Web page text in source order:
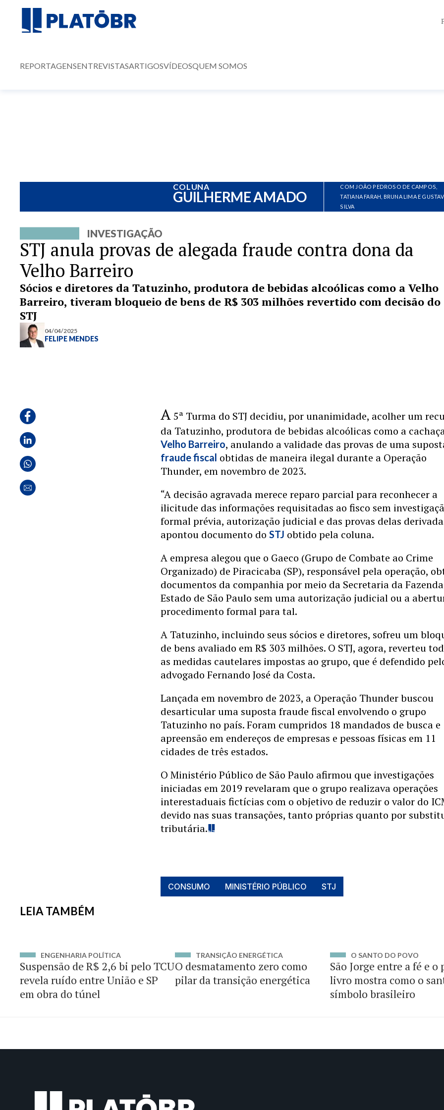
REPORTAGENSENTREVISTASARTIGOSVÍDEOSQUEM SOMOS
COLUNA
GUILHERME AMADO
COM JOÃO PEDROSO DE CAMPOS,
TATIANA FARAH, BRUNA LIMA E
SILVA
INVESTIGAÇÃO
STJ anula provas de alegada fraude contra dona da
Velho Barreiro
Sócios e diretores da Tatuzinho, produtora de bebidas alcoólicas como a Velho
Barreiro, tiveram bloqueio de bens de R$ 303 milhões revertido com decisão do
STJ
04/04/2025
FELIPE MENDES
A5ª Turma do STJ decidiu, por unanimidade, acolher um
da Tatuzinho, produtora de bebidas alcoólicas como a
Velho Barreiro, anulando a validade das provas de uma
fraude fiscal obtidas de maneira ilegal durante a Operação
Thunder, em novembro de 2023.
“A decisão agravada merece reparo parcial para reconhecer a
ilicitude das informações requisitadas ao fisco sem
formal prévia, autorização judicial e das provas delas
apontou documento doSTJ obtido pela coluna.
A empresa alegou que o Gaeco (Grupo de Combate ao Crime
Organizado) de Piracicaba (SP), responsável pela operação,
documentos da companhia por meio da Secretaria da
Estado de São Paulo sem uma autorização judicial ou a
procedimento formal para tal.
A Tatuzinho, incluindo seus sócios e diretores, sofreu um
de bens avaliado em R$ 303 milhões. O STJ, agora, reverteu
as medidas cautelares impostas ao grupo, que é defendido
advogado Fernando José da Costa.
Lançada em novembro de 2023, a Operação Thunder buscou
desarticular uma suposta fraude fiscal envolvendo o grupo
Tatuzinho no país. Foram cumpridos 18 mandados de busca e
apreensão em endereços de empresas e pessoas físicas em 11
cidades de três estados.
O Ministério Público de São Paulo afirmou que investigações
iniciadas em 2019 revelaram que o grupo realizava operações
interestaduais fictícias com o objetivo de reduzir o valor do
devido nas suas transações, tanto próprias quanto por
tributária.
CONSUMO MINISTÉRIO PÚBLICO STJ
LEIA TAMBÉM
ENGENHARIA POLÍTICA
Suspensão de R$ 2,6 bi pelo TCU
revela ruído entre União e SP
em obra do túnel
TRANSIÇÃO ENERGÉTICA
O desmatamento zero como
pilar da transição energética
O SANTO DO POVO
São Jorge entre a fé e o
livro mostra como o
símbolo brasileiro